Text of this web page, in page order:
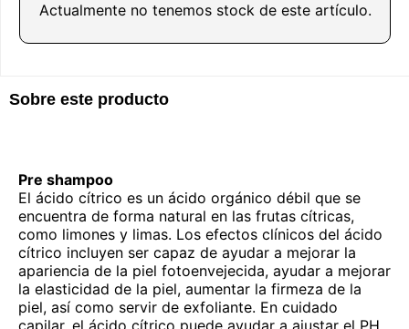
Sobre este producto
Pre shampoo
El ácido cítrico es un ácido orgánico débil que se
encuentra de forma natural en las frutas cítricas,
como limones y limas. Los efectos clínicos del ácido
cítrico incluyen ser capaz de ayudar a mejorar la
apariencia de la piel fotoenvejecida, ayudar a mejorar
la elasticidad de la piel, aumentar la firmeza de la
piel, así como servir de exfoliante. En cuidado
capilar, el ácido cítrico puede ayudar a ajustar el PH
Actualmente no tenemos stock de este artículo.